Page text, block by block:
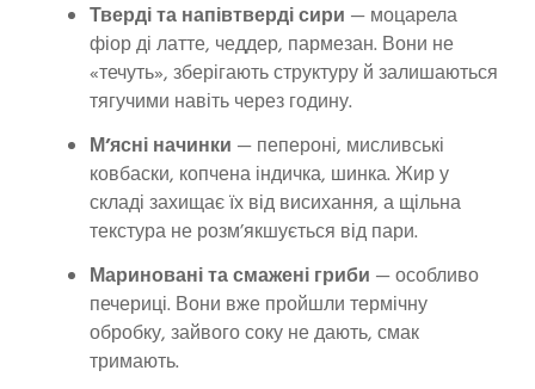
Тверді та напівтверді сири — моцарела
фіор ді латте, чеддер, пармезан. Вони не
«течуть», зберігають структуру й залишаються
тягучими навіть через годину.
М’ясні начинки — пепероні, мисливські
ковбаски, копчена індичка, шинка. Жир у
складі захищає їх від висихання, а щільна
текстура не розм’якшується від пари.
Мариновані та смажені гриби — особливо
печериці. Вони вже пройшли термічну
обробку, зайвого соку не дають, смак
тримають.